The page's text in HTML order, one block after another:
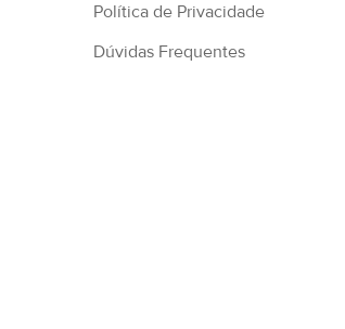
Política de Privacidade
Dúvidas Frequentes